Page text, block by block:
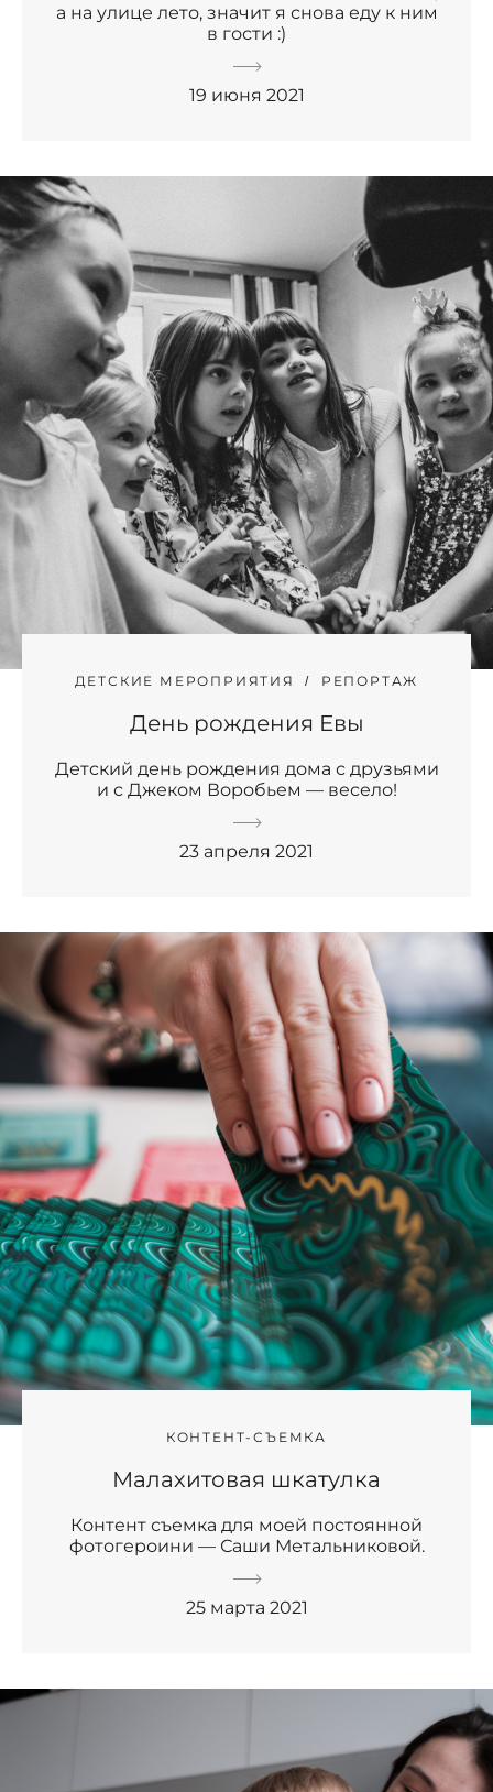
а на улице лето, значит я снова еду к ним
в гости :)
19 июня 2021
ДЕТСКИЕ МЕРОПРИЯТИЯ РЕПОРТАЖ
День рождения Евы
Детский день рождения дома с друзьями
и с Джеком Воробьем — весело!
23 апреля 2021
КОНТЕНТ-СЪЕМКА
Малахитовая шкатулка
Контент съемка для моей постоянной
фотогероини — Саши Метальниковой.
25 марта 2021